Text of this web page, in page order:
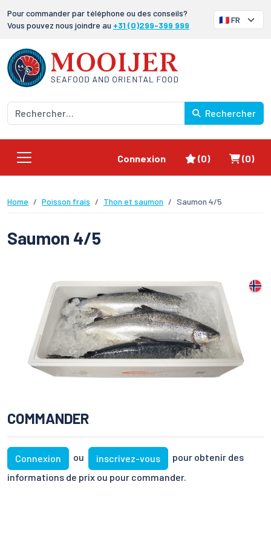
Pour commander par téléphone ou des conseils?
Vous pouvez nous joindre au +31 (0)299-399 999
Rechercher
Connexion Favoris
(0) Panier
(0)
Home Poisson frais Thon et saumon Saumon 4/5
Saumon 4/5
COMMANDER
Connexion ou inscrivez-vous
pour obtenir des
informations de prix ou pour commander.